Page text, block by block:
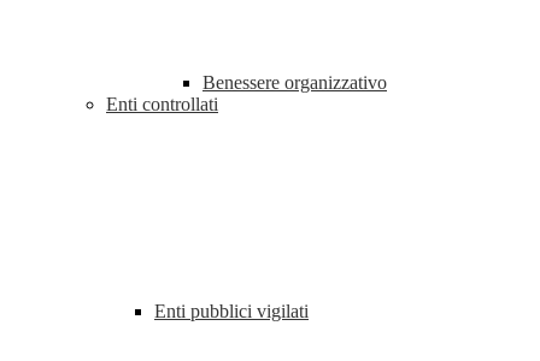
Benessere organizzativo
Enti controllati
Enti pubblici vigilati